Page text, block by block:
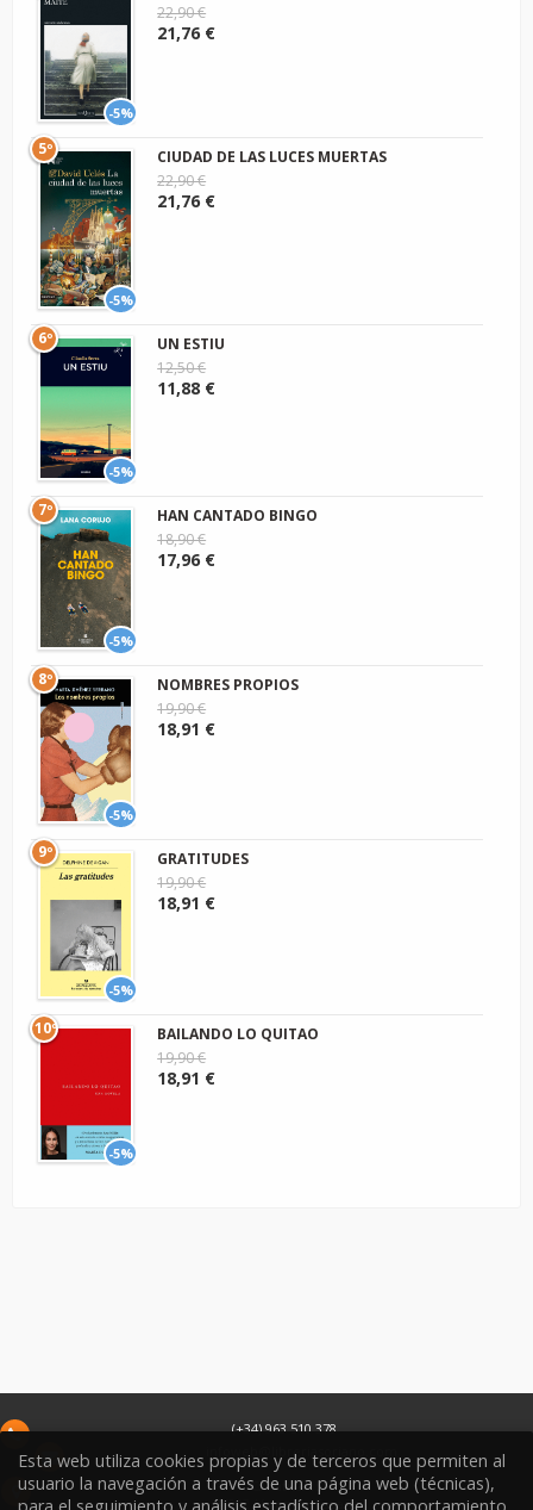
-5%
22,90 €
21,76 €
-5%
5º
CIUDAD DE LAS LUCES MUERTAS
22,90 €
21,76 €
-5%
6º
UN ESTIU
12,50 €
11,88 €
-5%
7º
HAN CANTADO BINGO
18,90 €
17,96 €
-5%
8º
NOMBRES PROPIOS
19,90 €
18,91 €
-5%
9º
GRATITUDES
19,90 €
18,91 €
-5%
10º
BAILANDO LO QUITAO
19,90 €
18,91 €
(+34) 963 510 378
infoweb@libreriasoriano.com
C/ Xàtiva 15
46002 Valencia España
Esta web utiliza cookies propias y de terceros que permiten al
usuario la navegación a través de una página web (técnicas),